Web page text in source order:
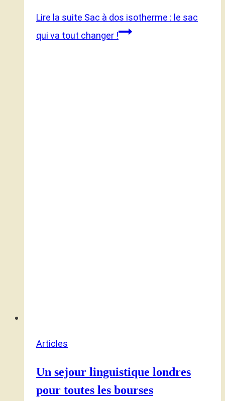
Lire la suite Sac à dos isotherme : le sac
qui va tout changer !
Articles
Un sejour linguistique londres
pour toutes les bourses